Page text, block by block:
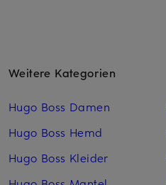
Weitere Kategorien
Hugo Boss Damen
Hugo Boss Hemd
Hugo Boss Kleider